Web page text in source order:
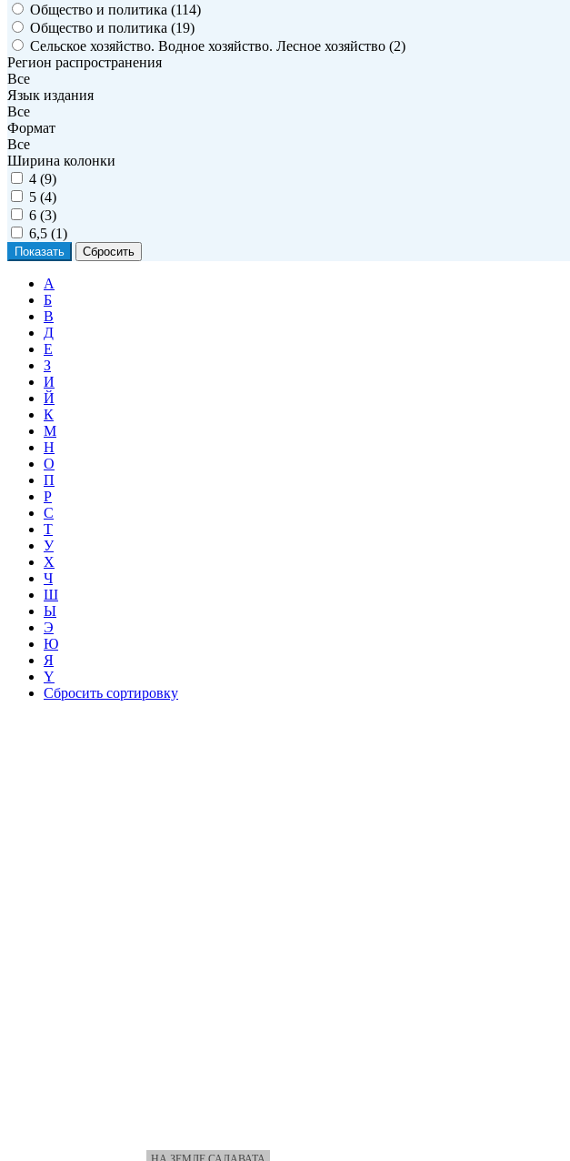
Общество и политика (114)
Общество и политика (19)
Сельское хозяйство. Водное хозяйство. Лесное хозяйство (2)
Регион распространения
Все
Язык издания
Все
Формат
Все
Ширина колонки
4 (9)
5 (4)
6 (3)
6,5 (1)
А
Б
В
Д
Е
З
И
Й
К
М
Н
О
П
Р
С
Т
У
Х
Ч
Ш
Ы
Э
Ю
Я
Ү
Сбросить сортировку